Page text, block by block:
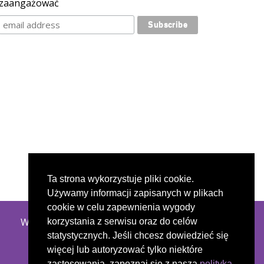
Ta strona wykorzystuje pliki cookie.
Używamy informacji zapisanych w plikach
cookie w celu zapewnienia wygody
korzystania z serwisu oraz do celów
statystycznych. Jeśli chcesz dowiedzieć się
więcej lub autoryzować tylko niektóre
Wszystkie materiały chronione są prawem
autorskim na podstawie licencji Creative
Commons CC BY-NC-ND.